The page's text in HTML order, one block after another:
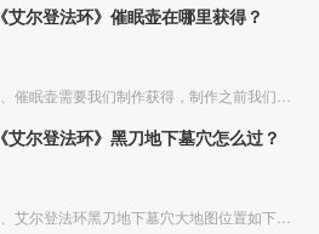
《艾尔登法环》催眠壶在哪里获得？
《艾尔登法环》黑刀地下墓穴怎么过？